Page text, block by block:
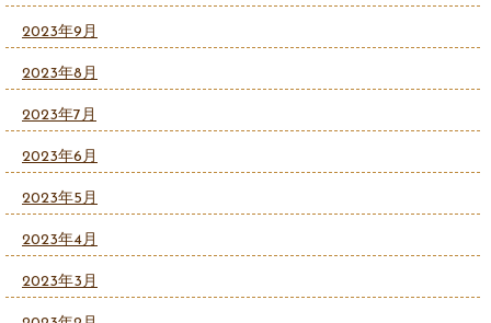
2023年9月
2023年8月
2023年7月
2023年6月
2023年5月
2023年4月
2023年3月